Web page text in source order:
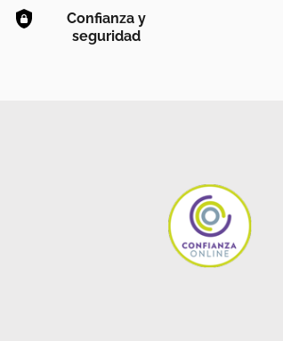
Confianza y
seguridad